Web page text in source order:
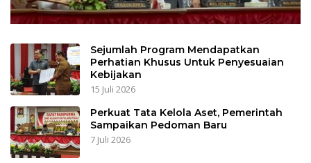
Sejumlah Program Mendapatkan
Perhatian Khusus Untuk Penyesuaian
Kebijakan
15 Juli 2026
Perkuat Tata Kelola Aset, Pemerintah
Sampaikan Pedoman Baru
7 Juli 2026